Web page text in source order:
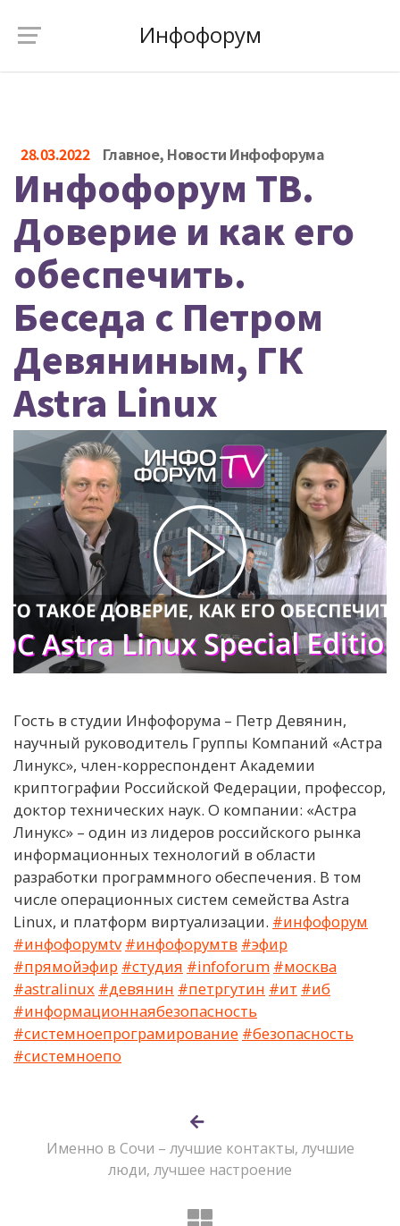
Инфофорум
28.03.2022 Главное, Новости Инфофорума
Инфофорум ТВ.
Доверие и как его
обеспечить.
Беседа с Петром
Девяниным, ГК
Astra Linux
Гость в студии Инфофорума – Петр Девянин,
научный руководитель Группы Компаний «Астра
Линукс», член-корреспондент Академии
криптографии Российской Федерации, профессор,
доктор технических наук. О компании: «Астра
Линукс» – один из лидеров российского рынка
информационных технологий в области
разработки программного обеспечения. В том
числе операционных систем семейства Astra
Linux, и платформ виртуализации. #инфофорум
#инфофорумtv​ #инфофорумтв #эфир​
#прямойэфир​ #студия​ #infoforum​ #москва​
#astralinux​ #девянин #петргутин #ит #иб
#информационнаябезопасность
#системноепрограмирование #безопасность
#системноепо
Именно в Сочи – лучшие контакты, лучшие
люди, лучшее настроение